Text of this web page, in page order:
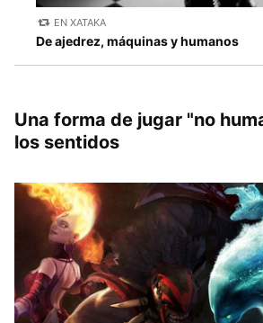
EN XATAKA
De ajedrez, máquinas y humanos
Una forma de jugar "no
los sentidos